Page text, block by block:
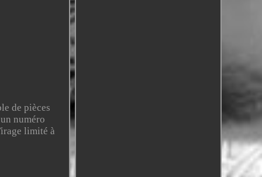
de pièces
numéro
limité à